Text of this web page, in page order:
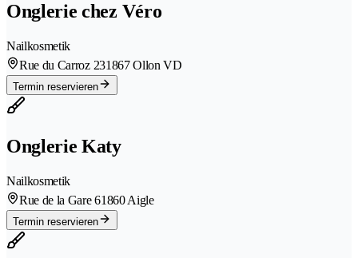
Onglerie chez Véro
Nailkosmetik
Rue du Carroz 231867 Ollon VD
Termin reservieren
Onglerie Katy
Nailkosmetik
Rue de la Gare 61860 Aigle
Termin reservieren